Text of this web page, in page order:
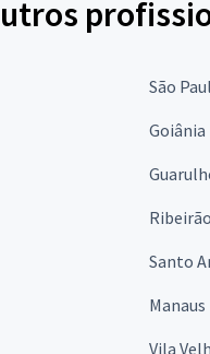
São
Goiânia
Santo
Manaus
Vila